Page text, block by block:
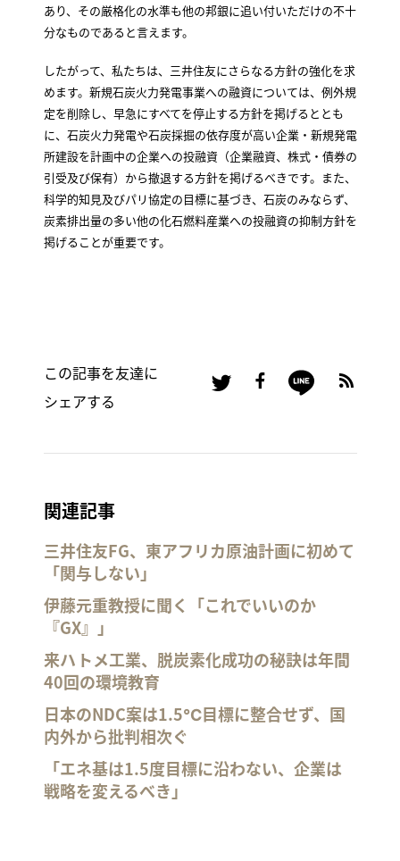
あり、その厳格化の水準も他の邦銀に追い付いただけの不十
分なものであると言えます。
したがって、私たちは、三井住友にさらなる方針の強化を求
めます。新規石炭火力発電事業への融資については、例外規
定を削除し、早急にすべてを停止する方針を掲げるととも
に、石炭火力発電や石炭採掘の依存度が高い企業・新規発電
所建設を計画中の企業への投融資（企業融資、株式・債券の
引受及び保有）から撤退する方針を掲げるべきです。また、
科学的知見及びパリ協定の目標に基づき、石炭のみならず、
炭素排出量の多い他の化石燃料産業への投融資の抑制方針を
掲げることが重要です。
この記事を友達に
シェアする
関連記事
三井住友FG、東アフリカ原油計画に初めて
「関与しない」
伊藤元重教授に聞く「これでいいのか
『GX』」
来ハトメ工業、脱炭素化成功の秘訣は年間
40回の環境教育
日本のNDC案は1.5℃目標に整合せず、国
内外から批判相次ぐ
「エネ基は1.5度目標に沿わない、企業は
戦略を変えるべき」